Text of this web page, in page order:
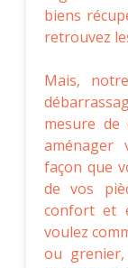
biens
retrouvez
Mais,
mesure de
aménager
façon que
de vos
confort et
voulez
ou grenier,